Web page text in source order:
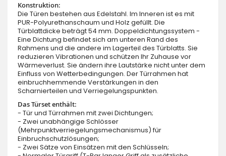
Konstruktion:
Die Türen bestehen aus Edelstahl. Im Inneren ist es mit
PUR-Polyurethanschaum und Holz gefüllt. Die
Türblattdicke beträgt 54 mm. Doppeldichtungssystem -
Eine Dichtung befindet sich am unteren Rand des
Rahmens und die andere im Lagerteil des Türblatts. Sie
reduzieren Vibrationen und schützen Ihr Zuhause vor
Wärmeverlust. Sie ändern ihre Lautstärke nicht unter dem
Einfluss von Wetterbedingungen. Der Türrahmen hat
einbruchhemmende Verstärkungen in den
Scharnierteilen und Verriegelungspunkten.
Das Türset enthält:
- Tür und Türrahmen mit zwei Dichtungen;
- Zwei unabhängige Schlösser
(Mehrpunktverriegelungsmechanismus) für
Einbruchschutzlösungen;
- Zwei Sätze von Einsätzen mit den Schlüsseln;